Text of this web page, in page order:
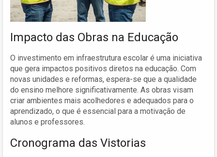
Impacto das Obras na Educação
O investimento em infraestrutura escolar é uma iniciativa
que gera impactos positivos diretos na educação. Com
novas unidades e reformas, espera-se que a qualidade
do ensino melhore significativamente. As obras visam
criar ambientes mais acolhedores e adequados para o
aprendizado, o que é essencial para a motivação de
alunos e professores.
Cronograma das Vistorias